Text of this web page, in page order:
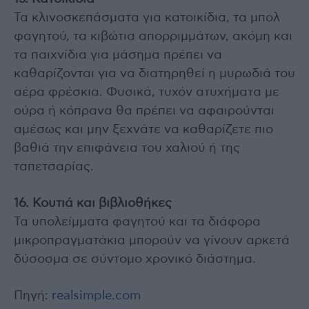
Τα κλινοσκεπάσματα για κατοικίδια, τα μπολ
φαγητού, τα κιβώτια απορριμμάτων, ακόμη και
τα παιχνίδια για μάσημα πρέπει να
καθαρίζονται για να διατηρηθεί η μυρωδιά του
αέρα φρέσκια. Φυσικά, τυχόν ατυχήματα με
ούρα ή κόπρανα θα πρέπει να αφαιρούνται
αμέσως και μην ξεχνάτε να καθαρίζετε πιο
βαθιά την επιφάνεια του χαλιού ή της
ταπετσαρίας.
16. Κουτιά και βιβλιοθήκες
Τα υπολείμματα φαγητού και τα διάφορα
μικροπραγματάκια μπορούν να γίνουν αρκετά
δύσοσμα σε σύντομο χρονικό διάστημα.
Πηγή: realsimple.com